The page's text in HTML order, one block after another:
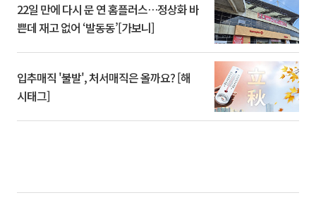
22일 만에 다시 문 연 홈플러스…정상화 바
쁜데 재고 없어 ‘발동동’[가보니]
입추매직 '불발', 처서매직은 올까요? [해
시태그]